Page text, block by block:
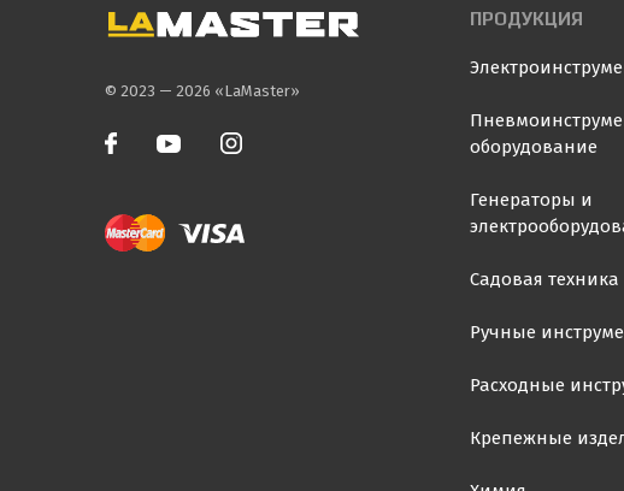
© 2023 — 2026 «LaMaster»
ПРОДУКЦИЯ
оборудование
Генераторы и
Садовая техника
Ручные
Расходные
Крепежные